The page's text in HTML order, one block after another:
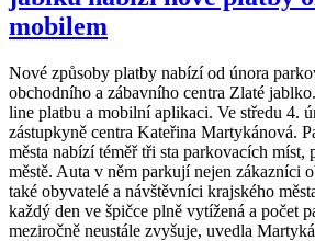
mobilem
Nové způsoby platby nabízí od února
obchodního a zábavního centra Zlaté
line platbu a mobilní aplikaci. Ve středu 4.
zástupkyně centra Kateřina Martykánová.
města nabízí téměř tři sta parkovacích míst,
městě. Auta v něm parkují nejen zákazníci
také obyvatelé a návštěvníci krajského
každý den ve špičce plně vytížená a počet
meziročně neustále zvyšuje, uvedla